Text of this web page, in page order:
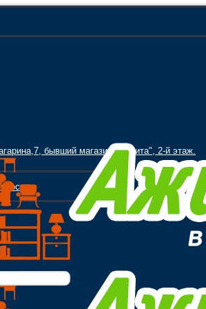
бывший магазин "Орбита", 2-й этаж.